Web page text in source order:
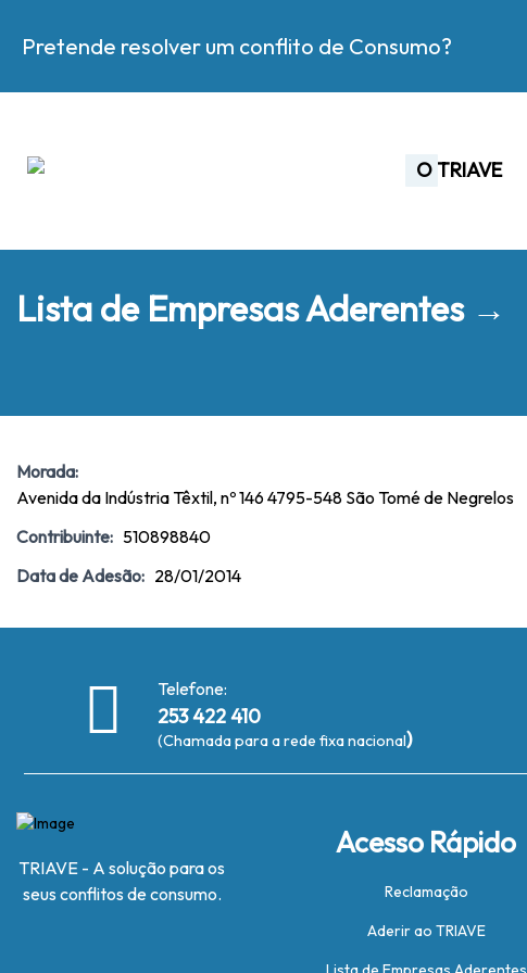
Pretende resolver um conflito de Consumo?
O TRIAVE
Lista de Empresas Aderentes →
Morada:
Avenida da Indústria Têxtil, nº 146 4795-548 São Tomé de Negrelos
Contribuinte: 510898840
Data de Adesão: 28/01/2014
Telefone:
253 422 410
(Chamada para a rede fixa nacional)
TRIAVE - A solução para os
seus conflitos de consumo.
Acesso Rápido
Reclamação
Aderir ao TRIAVE